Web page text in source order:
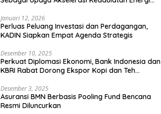
Januari 12, 2026
Perluas Peluang Investasi dan Perdagangan,
KADIN Siapkan Empat Agenda Strategis
Desember 10, 2025
Perkuat Diplomasi Ekonomi, Bank Indonesia dan
KBRI Rabat Dorong Ekspor Kopi dan Teh
Desember 3, 2025
Asuransi BMN Berbasis Pooling Fund Bencana
Resmi Diluncurkan